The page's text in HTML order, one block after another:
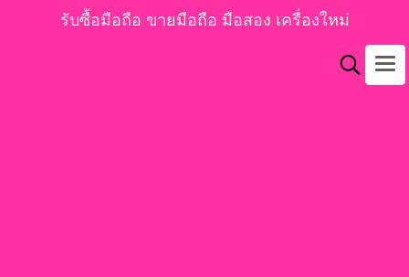
รับซื้อมือถือ ขายมือถือ มือสอง เครื่องใหม่